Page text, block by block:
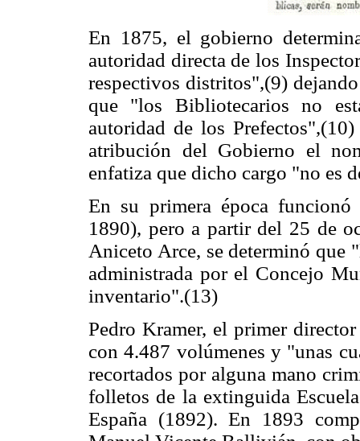
En 1875, el gobierno
autoridad directa de los
respectivos distritos",(9)
que "los Bibliotecarios no
autoridad de los
atribución del Gobierno el
enfatiza que dicho cargo "no es
En su primera época
1890), pero a partir del 25 de
Aniceto Arce, se determinó que
administrada por el Concejo
inventario".(13)
Pedro Kramer, el primer
con 4.487 volúmenes y "unas
recortados por alguna mano
folletos de la extinguida
España (1892). En 1893